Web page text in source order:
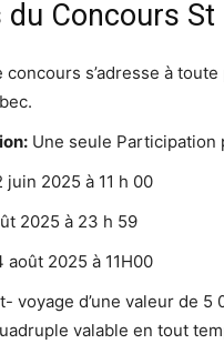
du Concours
concours s’adresse à
Une seule Participation
juin 2025 à 11 h 00
2025 à 23 h 59
août 2025 à 11H00
voyage d’une valeur de
valable en tout